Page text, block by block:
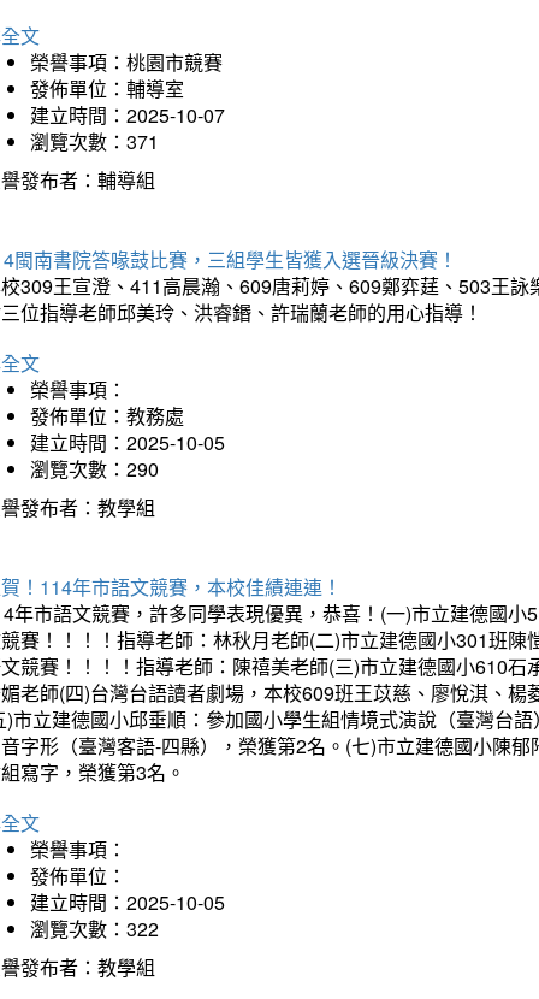
文
榮譽事項：桃園市競賽
發佈單位：輔導室
建立時間：2025-10-07
瀏覽次數：371
發布者：輔導組
閩南書院答喙鼓比賽，三組學生皆獲入選晉級決賽！
309王宣澄、411高晨瀚、609唐莉婷、609鄭弈莛、503王
位指導老師邱美玲、洪睿鍲、許瑞蘭老師的用心指導！
文
榮譽事項：
發佈單位：教務處
建立時間：2025-10-05
瀏覽次數：290
發布者：教學組
！114年市語文競賽，本校佳績連連！
年市語文競賽，許多同學表現優異，恭喜！(一)市立建德國
賽！！！！指導老師：林秋月老師(二)市立建德國小301班
競賽！！！！指導老師：陳禧美老師(三)市立建德國小610
老師(四)台灣台語讀者劇場，本校609班王苡慈、廖悅淇、
)市立建德國小邱垂順：參加國小學生組情境式演說（臺灣台
字形（臺灣客語-四縣），榮獲第2名。(七)市立建德國小陳
寫字，榮獲第3名。
文
榮譽事項：
發佈單位：
建立時間：2025-10-05
瀏覽次數：322
發布者：教學組